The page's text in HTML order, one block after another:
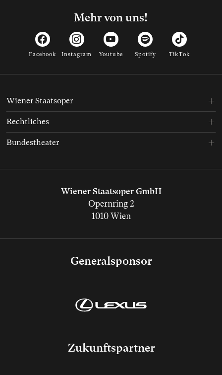
Mehr von uns!
Facebook Instagram Youtube Spotify TikTok
Generalsponsor
Zukunftspartner
Wiener Staatsoper GmbH
Opernring 2
1010 Wien
Wiener Staatsoper
Rechtliches
Bundestheater